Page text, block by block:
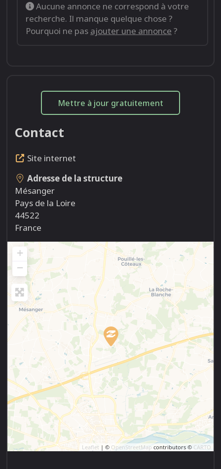
Aucune annonce ne correspond à votre
recherche. Il manque quelque chose ?
Pourquoi ne pas ajouter une annonce ?
Mettre à jour gratuitement
Contact
Site internet
Adresse de la structure
Mésanger
Pays de la Loire
44522
France
+
−
Leaflet | © OpenStreetMap contributors © CARTO